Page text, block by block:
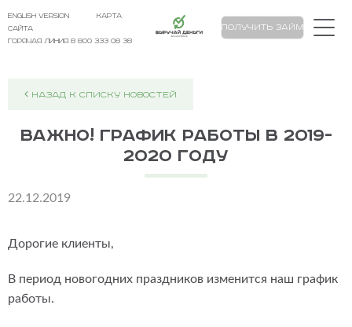
english version
карта
сайта
Горячая линия 8 800 333 08 38
Выручай Деньги Получить займ
НАЗАД К СПИСКУ НОВОСТЕЙ
Важно! График работы в 2019-
2020 году
22.12.2019
Дорогие клиенты,
В период новогодних праздников изменится наш график
работы.